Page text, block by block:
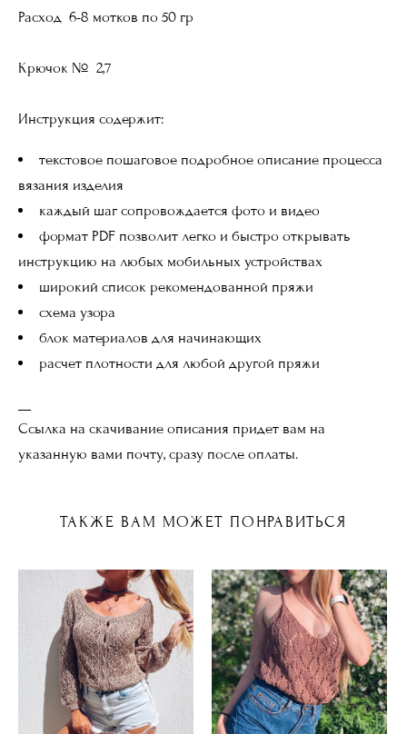
Расход 6-8 мотков по 50 гр
Крючок № 2,7
Инструкция содержит:
текстовое пошаговое подробное описание процесса
вязания изделия
каждый шаг сопровождается фото и видео
формат PDF позволит легко и быстро открывать
инструкцию на любых мобильных устройствах
широкий список рекомендованной пряжи
схема узора
блок материалов для начинающих
расчет плотности для любой другой пряжи
Ссылка на скачивание описания придет вам на
указанную вами почту, сразу после оплаты.
ТАКЖЕ ВАМ МОЖЕТ ПОНРАВИТЬСЯ